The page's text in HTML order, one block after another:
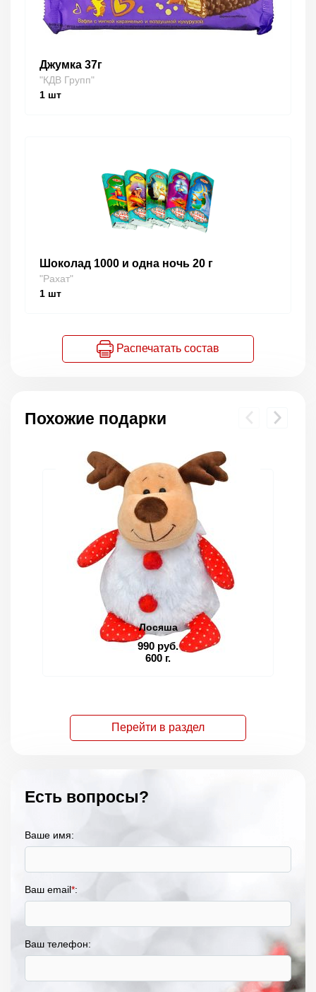
Джумка 37г
"КДВ Групп"
1 шт
Шоколад 1000 и одна ночь 20 г
"Рахат"
1 шт
Распечатать состав
Похожие подарки
Лосяша
990 руб.
600 г.
Перейти в раздел
Есть вопросы?
Ваше имя:
Ваш email*:
Ваш телефон: